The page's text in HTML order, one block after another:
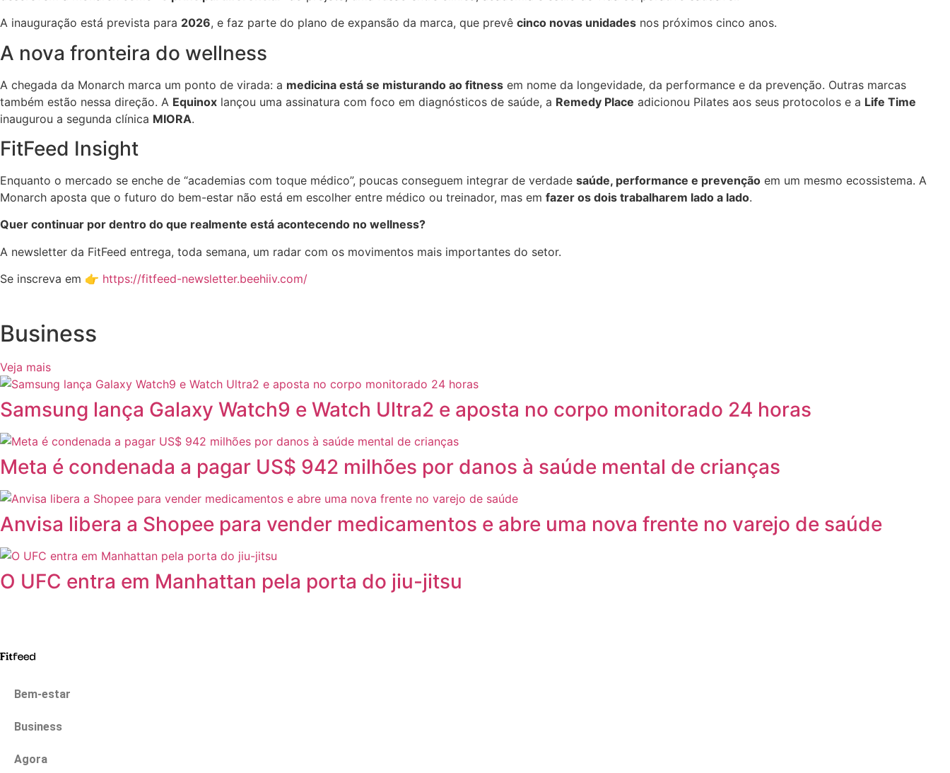
A inauguração está prevista para 2026, e faz parte do plano de expansão da marca, que prevê cinco novas unidades nos próximos cinco anos.
A nova fronteira do wellness
A chegada da Monarch marca um ponto de virada: a medicina está se misturando ao fitness em nome da longevidade, da performance e da prevenção. Outras marcas
também estão nessa direção. A Equinox lançou uma assinatura com foco em diagnósticos de saúde, a Remedy Place adicionou Pilates aos seus protocolos e a Life Time
inaugurou a segunda clínica MIORA.
FitFeed Insight
Enquanto o mercado se enche de “academias com toque médico”, poucas conseguem integrar de verdade saúde, performance e prevenção em um mesmo ecossistema. A
Monarch aposta que o futuro do bem-estar não está em escolher entre médico ou treinador, mas em fazer os dois trabalharem lado a lado.
Quer continuar por dentro do que realmente está acontecendo no wellness?
A newsletter da FitFeed entrega, toda semana, um radar com os movimentos mais importantes do setor.
Se inscreva em 👉 https://fitfeed-newsletter.beehiiv.com/
Business
Veja mais
Samsung lança Galaxy Watch9 e Watch Ultra2 e aposta no corpo monitorado 24 horas
Meta é condenada a pagar US$ 942 milhões por danos à saúde mental de crianças
Anvisa libera a Shopee para vender medicamentos e abre uma nova frente no varejo de saúde
O UFC entra em Manhattan pela porta do jiu-jitsu
Bem-estar
Business
Agora